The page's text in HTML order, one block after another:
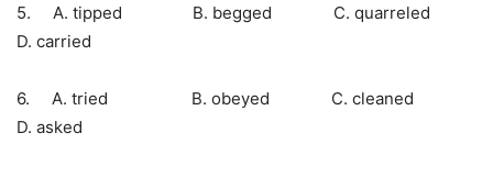
5. A. tipped B. begged C. quarreled
D. carried
6. A. tried B. obeyed C. cleaned
D. asked